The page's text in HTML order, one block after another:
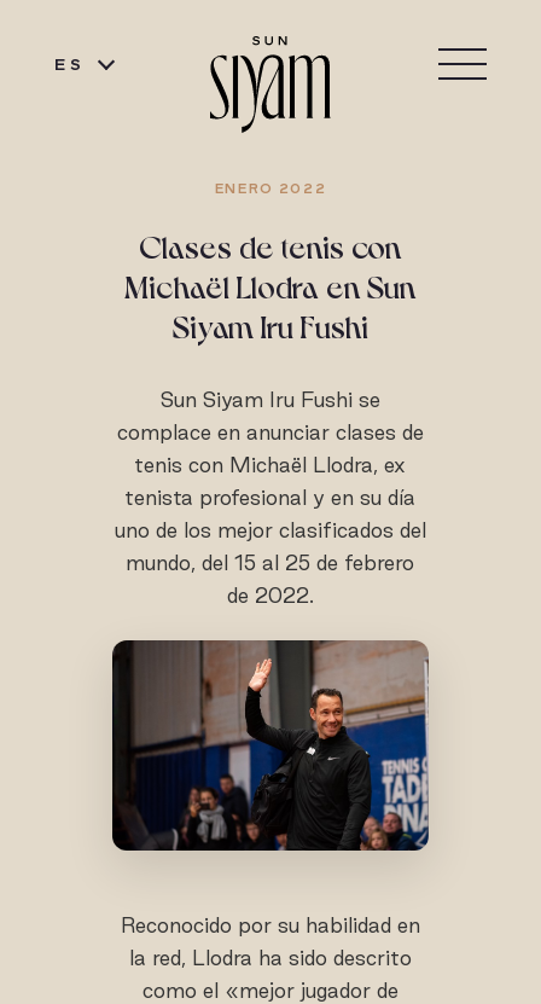
ES
ENERO 2022
Clases de tenis con
Michaël Llodra en Sun
Siyam Iru Fushi
Sun Siyam Iru Fushi se
complace en anunciar clases de
tenis con Michaël Llodra, ex
tenista profesional y en su día
uno de los mejor clasificados del
mundo, del 15 al 25 de febrero
de 2022.
Reconocido por su habilidad en
la red, Llodra ha sido descrito
como el «mejor jugador de